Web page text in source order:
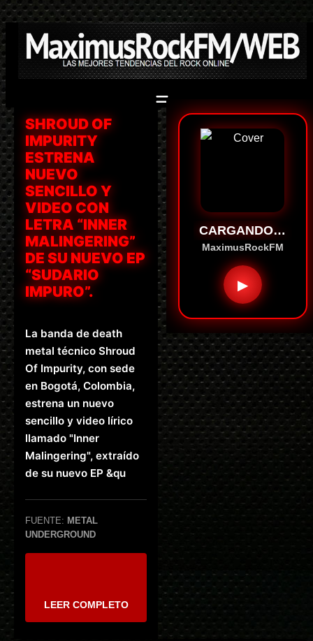
Saltar
al
contenido
SHROUD OF
IMPURITY
ESTRENA
NUEVO
SENCILLO Y
VIDEO CON
LETRA “INNER
MALINGERING”
DE SU NUEVO EP
“SUDARIO
IMPURO”.
La banda de death
metal técnico Shroud
Of Impurity, con sede
en Bogotá, Colombia,
estrena un nuevo
sencillo y video lírico
llamado "Inner
Malingering", extraído
de su nuevo EP &qu
FUENTE: METAL
UNDERGROUND
LEER COMPLETO
CARGANDO…
MaximusRockFM
▶